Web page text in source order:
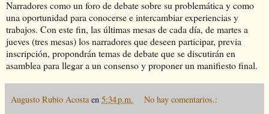
Narradores como un foro de debate sobre su problemática y como
una oportunidad para conocerse e intercambiar experiencias y
trabajos. Con este fin, las últimas mesas de cada día, de martes a
jueves (tres mesas) los narradores que deseen participar, previa
inscripción, propondrán temas de debate que se discutirán en
asamblea para llegar a un consenso y proponer un manifiesto final.
Augusto Rubio Acosta en 5:34 p.m. No hay comentarios.: